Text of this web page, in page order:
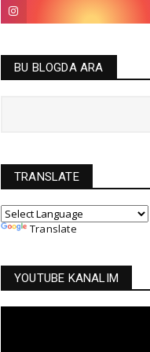
BU BLOGDA ARA
TRANSLATE
Translate
YOUTUBE KANALIM